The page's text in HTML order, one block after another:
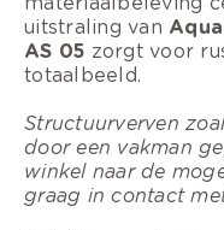
uitstraling van
AS 05 zorgt voor
totaalbeeld.
Structuurverven
door een vakman
winkel naar de
graag in contact